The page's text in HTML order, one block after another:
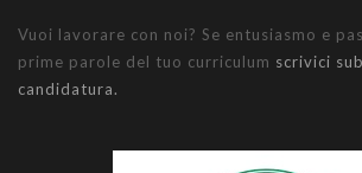
Vuoi lavorare con noi? Se entusiasmo e
prime parole del tuo curriculum scrivici
candidatura.